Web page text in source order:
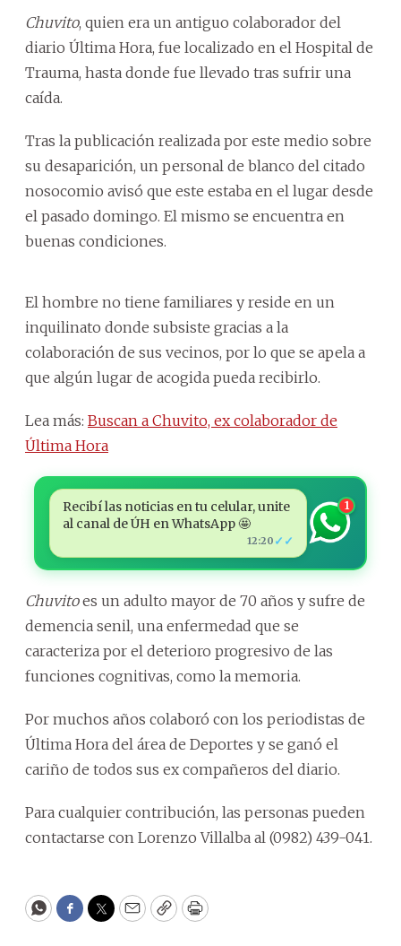
Chuvito, quien era un antiguo colaborador del
diario Última Hora, fue localizado en el Hospital de
Trauma, hasta donde fue llevado tras sufrir una
caída.
Tras la publicación realizada por este medio sobre
su desaparición, un personal de blanco del citado
nosocomio avisó que este estaba en el lugar desde
el pasado domingo. El mismo se encuentra en
buenas condiciones.
El hombre no tiene familiares y reside en un
inquilinato donde subsiste gracias a la
colaboración de sus vecinos, por lo que se apela a
que algún lugar de acogida pueda recibirlo.
Lea más: Buscan a Chuvito, ex colaborador de
Última Hora
Recibí las noticias en tu celular, unite
al canal de ÚH en WhatsApp 🤩
12:20 ✓✓
1
Chuvitoes un adulto mayor de 70 años y sufre de
demencia senil, una enfermedad que se
caracteriza por el deterioro progresivo de las
funciones cognitivas, como la memoria.
Por muchos años colaboró con los periodistas de
Última Hora del área de Deportes y se ganó el
cariño de todos sus ex compañeros del diario.
Para cualquier contribución, las personas pueden
contactarse con Lorenzo Villalba al (0982) 439-041.
WhatsApp
Facebook
Twitter
EmailCopyPrint